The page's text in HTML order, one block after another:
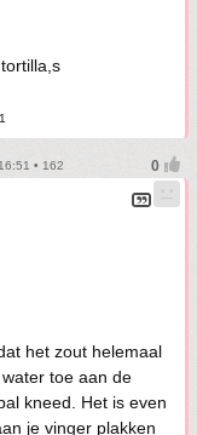
• 162
het zout helemaal
toe aan de
kneed. Het is even
je vinger plakken